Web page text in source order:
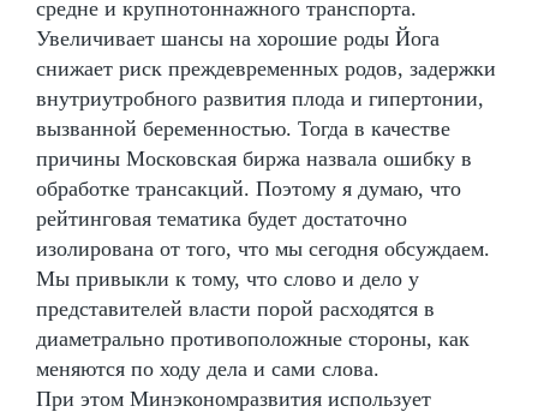
средне и крупнотоннажного транспорта.
Увеличивает шансы на хорошие роды Йога
снижает риск преждевременных родов, задержки
внутриутробного развития плода и гипертонии,
вызванной беременностью. Тогда в качестве
причины Московская биржа назвала ошибку в
обработке трансакций. Поэтому я думаю, что
рейтинговая тематика будет достаточно
изолирована от того, что мы сегодня обсуждаем.
Мы привыкли к тому, что слово и дело у
представителей власти порой расходятся в
диаметрально противоположные стороны, как
меняются по ходу дела и сами слова.
При этом Минэкономразвития использует